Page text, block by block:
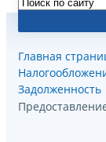
Главная
Задолженность